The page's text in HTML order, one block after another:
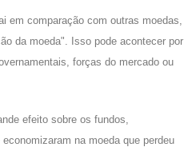
em comparação com outras moedas,
da moeda". Isso pode acontecer por
forças do mercado ou
efeito sobre os fundos,
na moeda que perdeu